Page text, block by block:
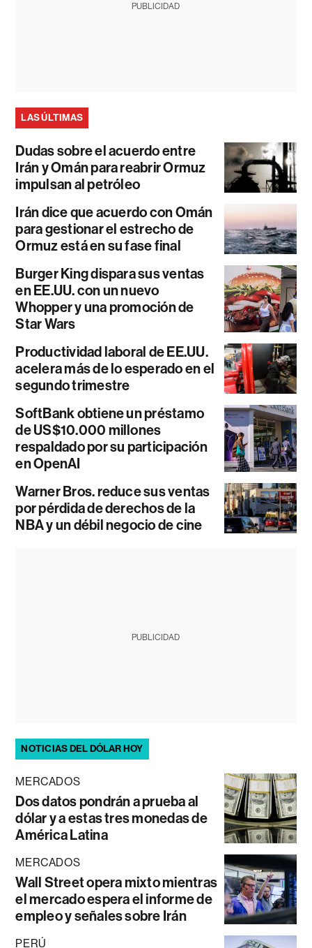
PUBLICIDAD
LAS ÚLTIMAS
Dudas sobre el acuerdo entre
Irán y Omán para reabrir Ormuz
impulsan al petróleo
Irán dice que acuerdo con Omán
para gestionar el estrecho de
Ormuz está en su fase final
Burger King dispara sus ventas
en EE.UU. con un nuevo
Whopper y una promoción de
Star Wars
Productividad laboral de EE.UU.
acelera más de lo esperado en el
segundo trimestre
SoftBank obtiene un préstamo
de US$10.000 millones
respaldado por su participación
en OpenAI
Warner Bros. reduce sus ventas
por pérdida de derechos de la
NBA y un débil negocio de cine
PUBLICIDAD
NOTICIAS DEL DÓLAR HOY
MERCADOS
Dos datos pondrán a prueba al
dólar y a estas tres monedas de
América Latina
MERCADOS
Wall Street opera mixto mientras
el mercado espera el informe de
empleo y señales sobre Irán
PERÚ